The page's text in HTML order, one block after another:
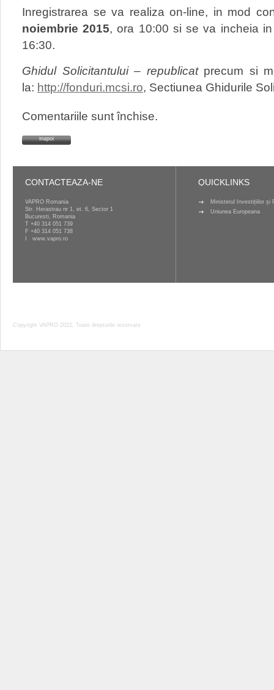
Inregistrarea se va realiza on-line, in mod
noiembrie 2015, ora 10:00 si se va incheia
16:30.
Ghidul Solicitantului – republicatprecum si
la: http://fonduri.mcsi.ro, Sectiunea Ghidurile
Comentariile sunt închise.
inapoi
CONTACTEAZA-NE
VAPRO Romania
Str. Herastrau nr 1, et. 6, Sector 1
Bucuresti, Romania
T +40 314 051 739
F +40 314 051 738
www.vapro.ro
QUICKLINKS
Ministerul Investițiilor și
Uniunea Europeana
Copyright VAPRO 2022, Toate drepturile rezervate